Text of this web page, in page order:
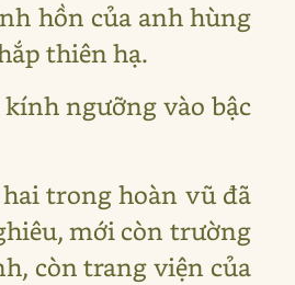
hồn của anh hùng
thiên hạ.
ngưỡng vào bậc
trong hoàn vũ đã
mới còn trường
còn trang viện của